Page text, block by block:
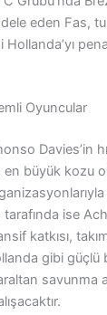
eden Fas,
Oyuncular
Davies’in
en büyük kozu
ise
katkısı,
gibi güçlü
savunma